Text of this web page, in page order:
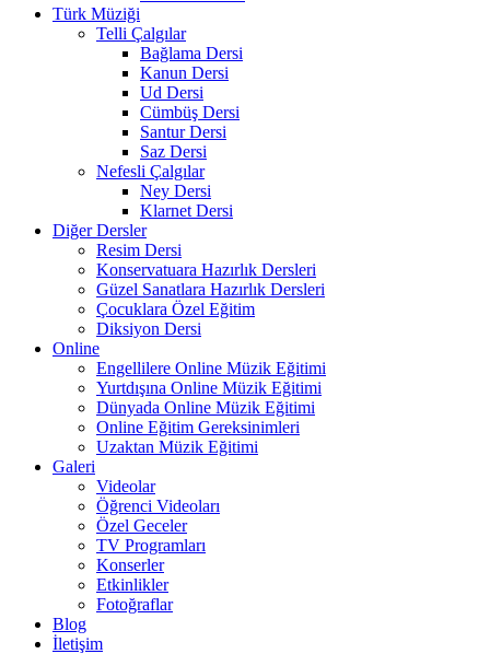
Türk Müziği
Telli Çalgılar
Bağlama Dersi
Kanun Dersi
Ud Dersi
Cümbüş Dersi
Santur Dersi
Saz Dersi
Nefesli Çalgılar
Ney Dersi
Klarnet Dersi
Diğer Dersler
Resim Dersi
Konservatuara Hazırlık Dersleri
Güzel Sanatlara Hazırlık Dersleri
Çocuklara Özel Eğitim
Diksiyon Dersi
Online
Engellilere Online Müzik Eğitimi
Yurtdışına Online Müzik Eğitimi
Dünyada Online Müzik Eğitimi
Online Eğitim Gereksinimleri
Uzaktan Müzik Eğitimi
Galeri
Videolar
Öğrenci Videoları
Özel Geceler
TV Programları
Konserler
Etkinlikler
Fotoğraflar
Blog
İletişim